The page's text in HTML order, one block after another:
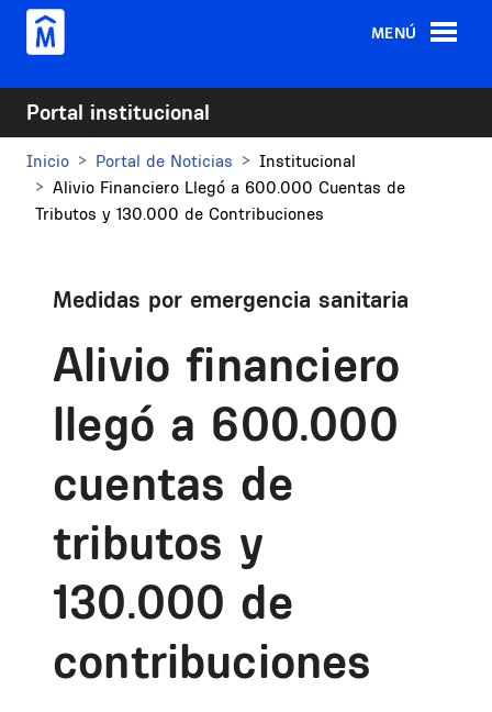
Pasar al contenido principal
MENÚ
Portal institucional
Inicio Portal de Noticias
Institucional
Alivio Financiero Llegó a 600.000 Cuentas de
Tributos y 130.000 de Contribuciones
Medidas por emergencia sanitaria
Alivio financiero
llegó a 600.000
cuentas de
tributos y
130.000 de
contribuciones